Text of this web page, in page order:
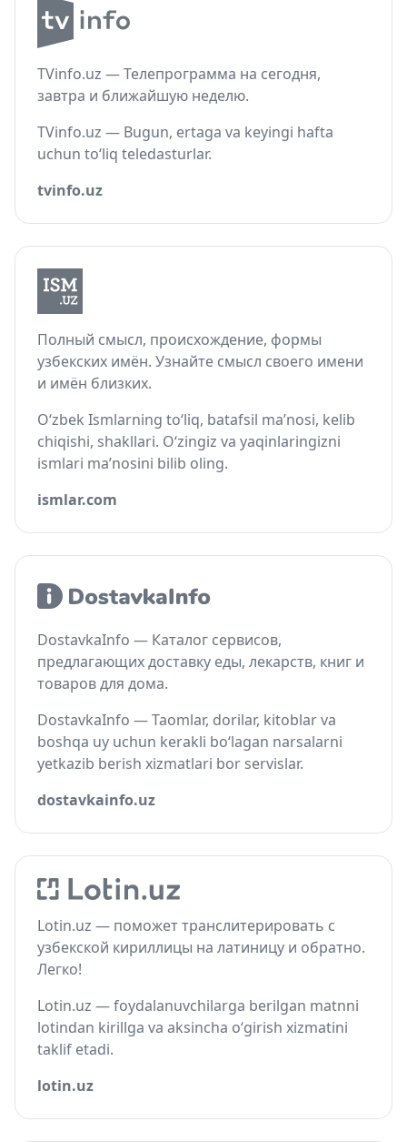
TVinfo.uz — Телепрограмма на сегодня,
завтра и ближайшую неделю.
TVinfo.uz — Bugun, ertaga va keyingi hafta
uchun to‘liq teledasturlar.
tvinfo.uz
Полный смысл, происхождение, формы
узбекских имён. Узнайте смысл своего имени
и имён близких.
O‘zbek Ismlarning to‘liq, batafsil ma’nosi, kelib
chiqishi, shakllari. O‘zingiz va yaqinlaringizni
ismlari ma’nosini bilib oling.
ismlar.com
DostavkaInfo — Каталог сервисов,
предлагающих доставку еды, лекарств, книг и
товаров для дома.
DostavkaInfo — Taomlar, dorilar, kitoblar va
boshqa uy uchun kerakli bo‘lagan narsalarni
yetkazib berish xizmatlari bor servislar.
dostavkainfo.uz
Lotin.uz — поможет транслитерировать с
узбекской кириллицы на латиницу и обратно.
Легко!
Lotin.uz — foydalanuvchilarga berilgan matnni
lotindan kirillga va aksincha o‘girish xizmatini
taklif etadi.
lotin.uz